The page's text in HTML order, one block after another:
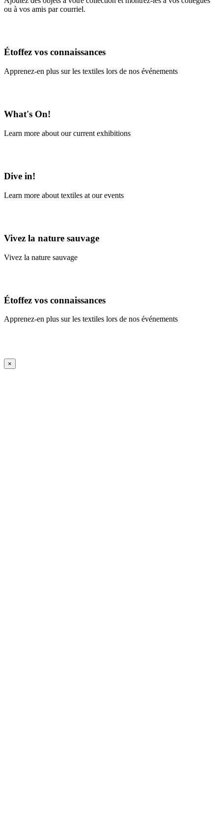
ou à vos amis par courriel.
Étoffez vos connaissances
Apprenez-en plus sur les textiles lors de nos événements
What's On!
Learn more about our current exhibitions
Dive in!
Learn more about textiles at our events
Vivez la nature sauvage
Vivez la nature sauvage
Étoffez vos connaissances
Apprenez-en plus sur les textiles lors de nos événements
iFrame Title
×